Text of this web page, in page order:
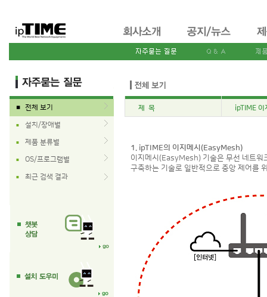
■ 전체 보기
■ 설치/장애별
■ 제품 분류별
■ OS/프로그램별
■ 최근 검색 결과
제 목 ipTIME
1. ipTIME의 이지메시(EasyMesh)
이지메시(EasyMesh) 기술은 무선 네트워
구축하는 기술로 일반적으로 중앙 제어를